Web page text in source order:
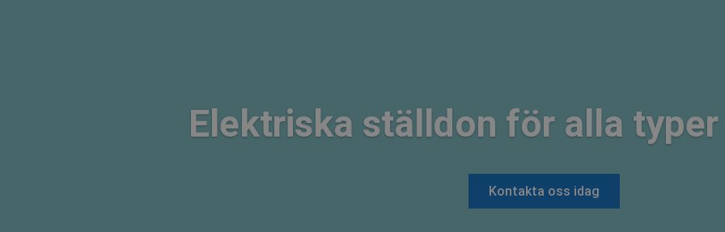
Elektriska ställdon för alla
Kontakta oss idag